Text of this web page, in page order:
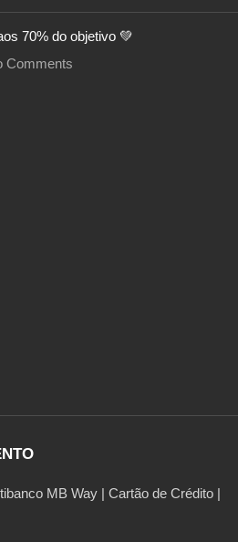
70% do objetivo 💚
Comments
MB Way | Cartão de Crédito |